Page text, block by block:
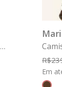
R$
Em